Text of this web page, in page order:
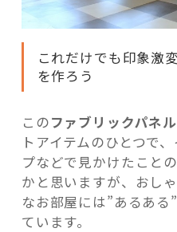
これだけでも印象激
を作ろう
このファブリックパネル
トアイテムのひとつで
プなどで見かけたこと
かと思いますが、おし
なお部屋には”あるある
ています。